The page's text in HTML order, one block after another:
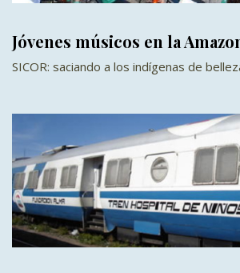
Jóvenes músicos en la
SICOR: saciando a los indígenas de